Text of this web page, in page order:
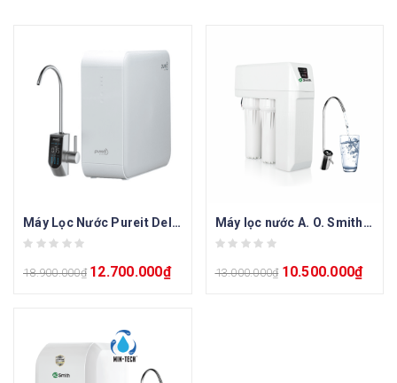
Máy Lọc Nước Pureit Delica UR5840
18.900.000₫ 12.700.000₫
Máy lọc nước A. O. Smith R400E
13.000.000₫ 10.500.000₫